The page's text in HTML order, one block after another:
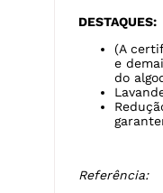
DESTAQUES:
(A
e
do
Referência: